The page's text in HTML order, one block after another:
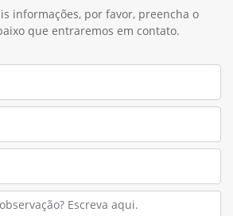
informações, por favor, preencha o
que entraremos em contato.